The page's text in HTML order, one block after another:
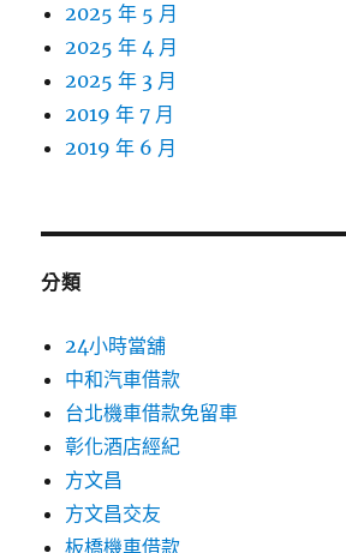
2025 年 5 月
2025 年 4 月
2025 年 3 月
2019 年 7 月
2019 年 6 月
分類
24小時當舖
中和汽車借款
台北機車借款免留車
彰化酒店經紀
方文昌
方文昌交友
板橋機車借款